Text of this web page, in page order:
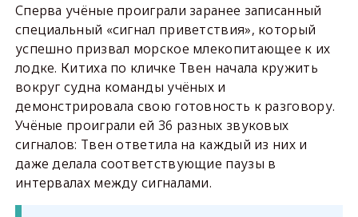
Сперва учёные проиграли заранее записанный
специальный «сигнал приветствия», который
успешно призвал морское млекопитающее к их
лодке. Китиха по кличке Твен начала кружить
вокруг судна команды учёных и
демонстрировала свою готовность к разговору.
Учёные проиграли ей 36 разных звуковых
сигналов: Твен ответила на каждый из них и
даже делала соответствующие паузы в
интервалах между сигналами.